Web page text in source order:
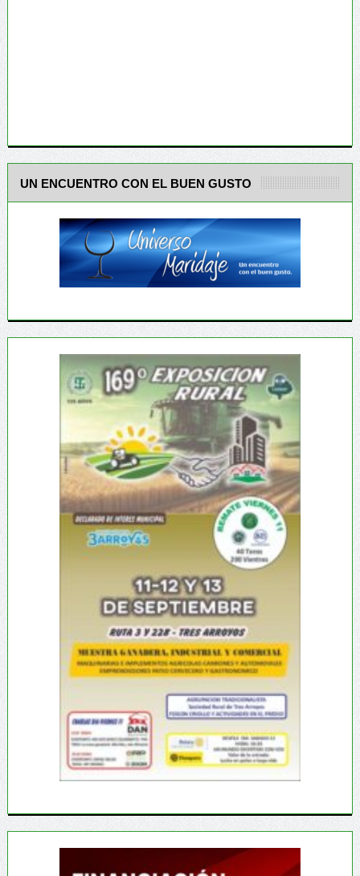
UN ENCUENTRO CON EL BUEN GUSTO